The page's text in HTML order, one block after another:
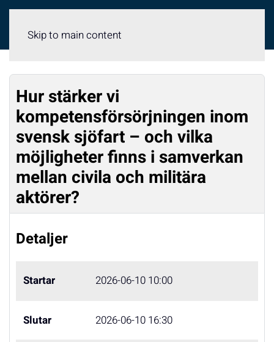
Skip to main content
Hur stärker vi
kompetensförsörjningen inom
svensk sjöfart – och vilka
möjligheter finns i samverkan
mellan civila och militära
aktörer?
Detaljer
Startar 2026-06-10 10:00
Slutar 2026-06-10 16:30